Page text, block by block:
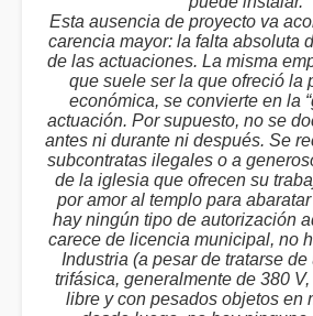
Esta ausencia de proyecto va
carencia mayor: la falta absoluta
de las actuaciones. La misma
que suele ser la que ofreció la
económica, se convierte en la
actuación. Por supuesto, no se
antes ni durante ni después. Se
subcontratas ilegales o a
de la iglesia que ofrecen su
por amor al templo para
hay ningún tipo de autorización
carece de licencia municipal, no
Industria (a pesar de tratarse
trifásica, generalmente de 380
libre y con pesados objetos en